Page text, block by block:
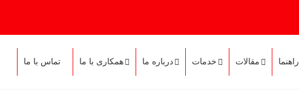
راهنما مقالات خدمات درباره ما همکاری با ما تماس با ما